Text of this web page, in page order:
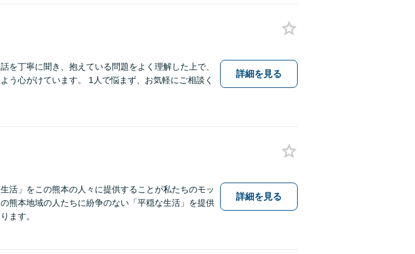
を丁寧に聞き、抱えている問題をよく理解した上で、
う心がけています。 1人で悩まず、お気軽にご相談く
詳細を見る
活」をこの熊本の人々に提供することが私たちのモッ
熊本地域の人たちに紛争のない「平穏な生活」を提供
ます。
詳細を見る